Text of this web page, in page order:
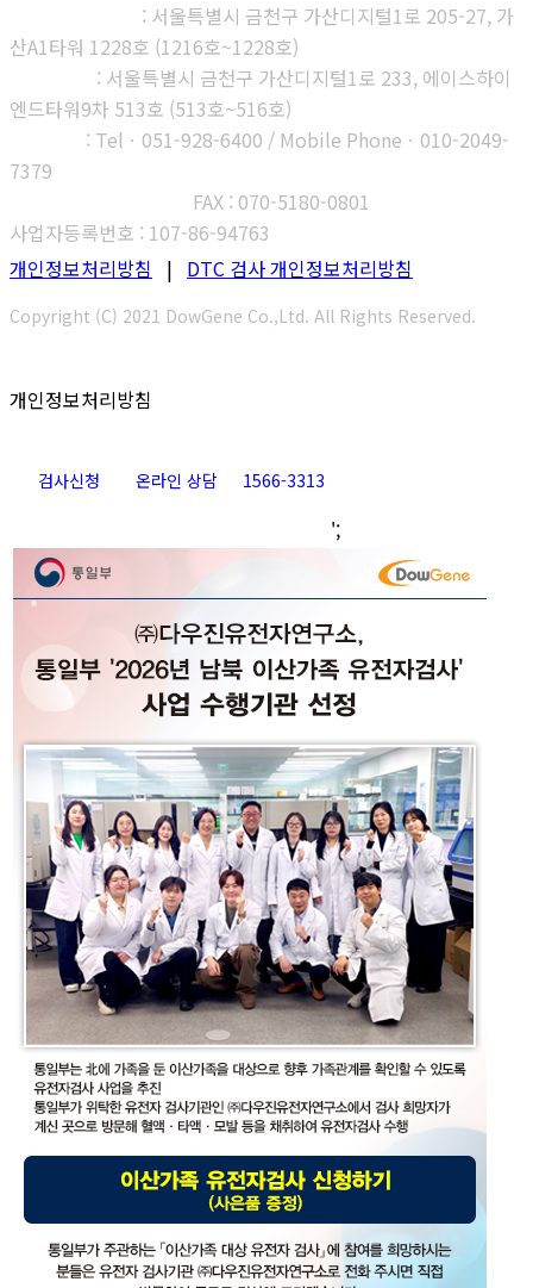
: 서울특별시 금천구 가산디지털1로 205-27, 가
산A1타워 1228호 (1216호~1228호)
: 서울특별시 금천구 가산디지털1로 233, 에이스하이
엔드타워9차 513호 (513호~516호)
: Telㆍ051-928-6400 / Mobile Phoneㆍ010-2049-
7379
FAX : 070-5180-0801
사업자등록번호 : 107-86-94763
개인정보처리방침 | DTC 검사 개인정보처리방침
Copyright (C) 2021 DowGene Co.,Ltd. All Rights Reserved.
개인정보처리방침
검사신청 온라인 상담 1566-3313
Go
';